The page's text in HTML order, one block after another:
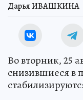
Дарья ИВАШКИНА
Во вторник, 25
снизившиеся в